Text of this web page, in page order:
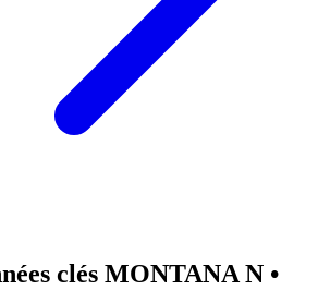
clés MONTANA N •